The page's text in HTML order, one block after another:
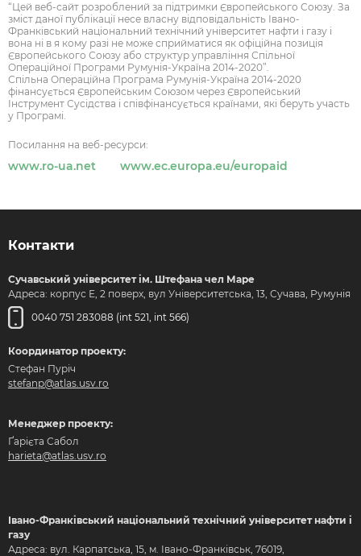
“Цей веб-сайт розроблений за підтримки Європейського Союзу. За
зміст даної публікації несе власну відповідальність Івано-
Франківський національний технічний університет нафти і газу і
вона ні в я кому разі не може сприйматися як офіційна позиція
Європейського Союзу або структур управління Спільної
Операційної Програми Румунія-Україна 2014-2020”.
Спільна Операційна Програма Румунія-Україна 2014-2020
фінансується Європейським Союзом через Європейський
Інструмент Сусідства і співфінансується країнами, які беруть участь
у Програмі.
Посилання на веб-ресурси:
www.ro-ua.net www.ec.europa.eu/europaid
Контакти
Сучавський університет ім. Штефана чел Маре
Адреса: корпус Е, 2 поверх, вул Університетська, 13, Сучава, Румунія
0040 751 283088 (int 521, int 566)
Координатор проекту:
Стефан Пуріч
stefanp@atlas.usv.ro
Менеджер проекту:
Ґарієта Сабол
harieta@atlas.usv.ro
Івано-Франківський національний технічний університет нафти і
газу
Адреса: вул. Карпатська, 15, м. Івано-Франківськ, 76019,